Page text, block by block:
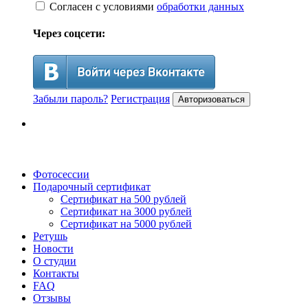
Согласен с условиями обработки данных
Через соцсети:
Забыли пароль? Регистрация Авторизоваться
Фотосессии
Подарочный сертификат
Сертификат на 500 рублей
Сертификат на 3000 рублей
Сертификат на 5000 рублей
Ретушь
Новости
О студии
Контакты
FAQ
Отзывы